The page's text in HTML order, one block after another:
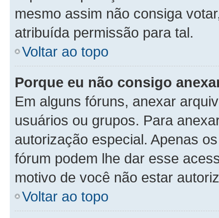
mesmo assim não consiga
atribuída permissão para tal.
Voltar ao topo
Porque eu não consigo
Em alguns fóruns, anexar
usuários ou grupos. Para
autorização especial. Apenas
fórum podem lhe dar esse
motivo de você não estar
Voltar ao topo